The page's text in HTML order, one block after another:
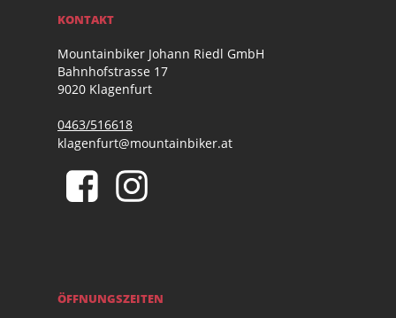
KONTAKT
Mountainbiker Johann Riedl GmbH
Bahnhofstrasse 17
9020 Klagenfurt
0463/516618
klagenfurt@mountainbiker.at
ÖFFNUNGSZEITEN